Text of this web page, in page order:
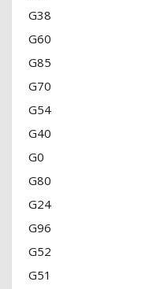
G38
G60
G85
G70
G54
G40
G0
G80
G24
G96
G52
G51